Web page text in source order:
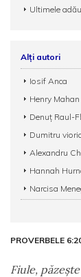
Ultimele
Alți autori
Iosif Anca
Henry Mahan
Denuț Raul-
Dumitru
Alexandru
Hannah
Narcisa
PROVERBELE
Fiule,